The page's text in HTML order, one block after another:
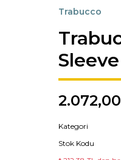
Trabucco
Kategori
Stok Kodu